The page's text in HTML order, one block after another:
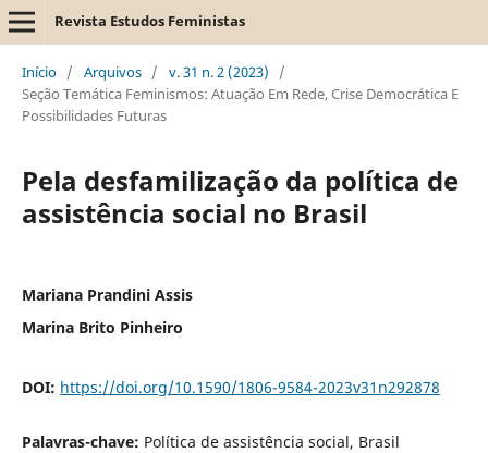
Revista Estudos Feministas
Início / Arquivos / v. 31 n. 2 (2023)
/
Seção Temática Feminismos: Atuação Em Rede, Crise Democrática E
Possibilidades Futuras
Pela desfamilização da política de
assistência social no Brasil
Mariana Prandini Assis
Marina Brito Pinheiro
DOI: https://doi.org/10.1590/1806-9584-2023v31n292878
Palavras-chave: Política de assistência social, Brasil